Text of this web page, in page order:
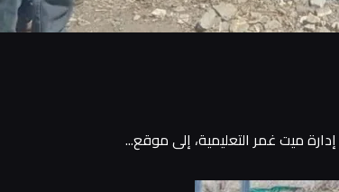
ميت غمر التعليمية، إلى موقع...